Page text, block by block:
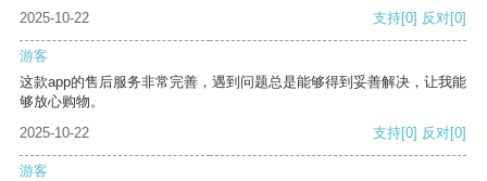
2025-10-22
支持[0] 反对[0]
游客
这款app的售后服务非常完善，遇到问题总是能够得到妥善解决，让我能
够放心购物。
2025-10-22
支持[0] 反对[0]
游客